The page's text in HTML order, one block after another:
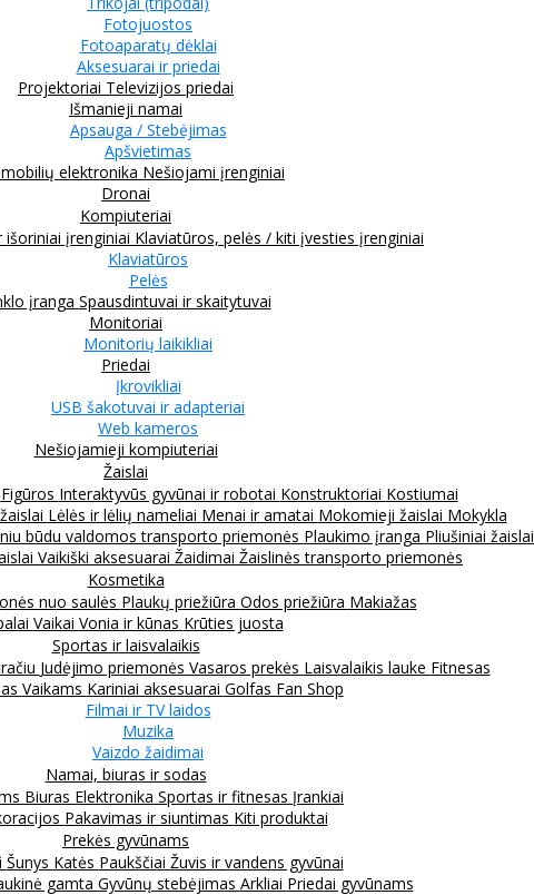
Fotojuostos
Fotoaparatų dėklai
Aksesuarai ir priedai
Projektoriai Televizijos priedai
Išmanieji namai
Apsauga / Stebėjimas
Apšvietimas
elektronika Nešiojami įrenginiai
Dronai
Kompiuteriai
įrenginiai Klaviatūros, pelės / kiti įvesties įrenginiai
Klaviatūros
Pelės
įranga Spausdintuvai ir skaitytuvai
Monitoriai
Monitorių laikikliai
Priedai
Įkrovikliai
USB šakotuvai ir adapteriai
Web kameros
Nešiojamieji kompiuteriai
Žaislai
Figūros Interaktyvūs gyvūnai ir robotai Konstruktoriai Kostiumai
Lėlės ir lėlių nameliai Menai ir amatai Mokomieji žaislai Mokykla
būdu valdomos transporto priemonės Plaukimo įranga Pliušiniai žaislai
Vaikiški aksesuarai Žaidimai Žaislinės transporto priemonės
Kosmetika
nuo saulės Plaukų priežiūra Odos priežiūra Makiažas
Vaikai Vonia ir kūnas Krūties juosta
Sportas ir laisvalaikis
Judėjimo priemonės Vasaros prekės Laisvalaikis lauke Fitnesas
Vaikams Kariniai aksesuarai Golfas Fan Shop
Filmai ir TV laidos
Muzika
Vaizdo žaidimai
Namai, biuras ir sodas
Biuras Elektronika Sportas ir fitnesas Įrankiai
Pakavimas ir siuntimas Kiti produktai
Prekės gyvūnams
Šunys Katės Paukščiai Žuvis ir vandens gyvūnai
gamta Gyvūnų stebėjimas Arkliai Priedai gyvūnams